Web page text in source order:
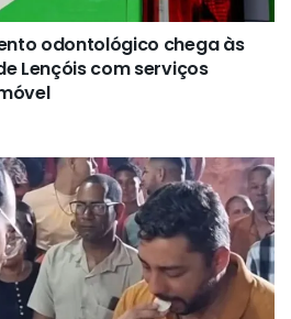
odontológico chega às
Lençóis com serviços